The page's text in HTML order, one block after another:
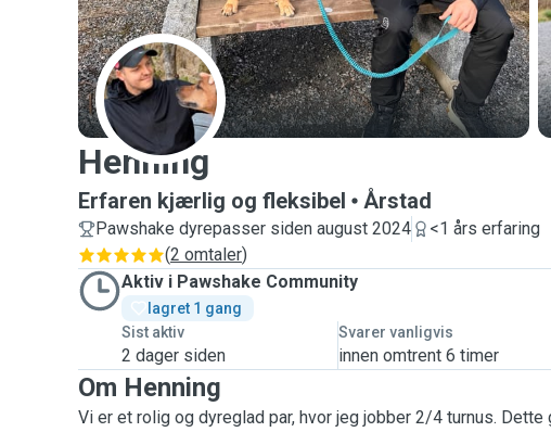
H
Henning
Erfaren kjærlig og fleksibel Årstad
Pawshake dyrepasser siden august 2024
<1 års erfaring
(2 omtaler)
Aktiv i Pawshake Community
lagret 1 gang
Sist aktiv
2 dager siden
Svarer vanligvis
innen omtrent 6 timer
Om Henning
Vi er et rolig og dyreglad par, hvor jeg jobber 2/4 turnus.